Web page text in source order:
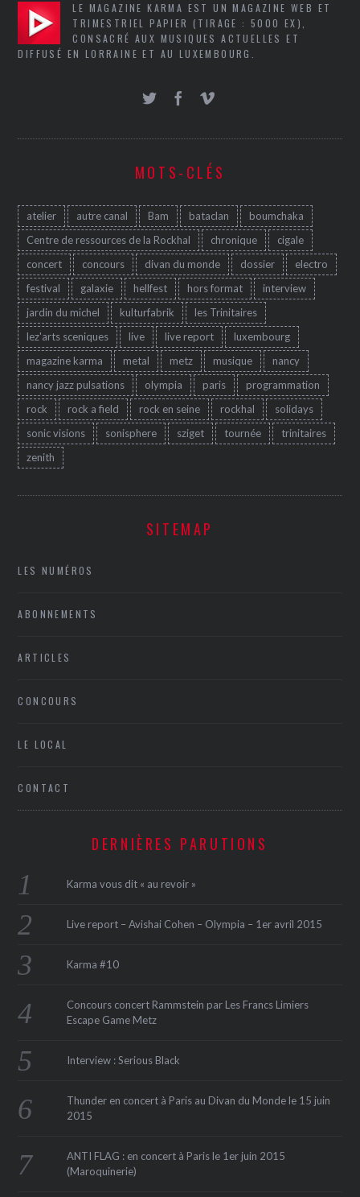
LE MAGAZINE KARMA EST UN MAGAZINE WEB ET
TRIMESTRIEL PAPIER (TIRAGE : 5000 EX),
CONSACRÉ AUX MUSIQUES ACTUELLES ET
DIFFUSÉ EN LORRAINE ET AU LUXEMBOURG.
MOTS-CLÉS
atelier autre canal Bam bataclan
boumchaka
Centre de ressources de la Rockhal
chronique
cigale
concert
concours divan du monde dossier
electro
festival
galaxie hellfest hors format
interview
jardin du michel
kulturfabrik
les Trinitaires
lez'arts sceniques
live live report
luxembourg
magazine karma
metal metz musique
nancy
nancy jazz pulsations
olympia paris
programmation
rock
rock a field rock en seine rockhal
solidays
sonic visions
sonisphere sziget tournée
trinitaires
zenith
SITEMAP
LES NUMÉROS
ABONNEMENTS
ARTICLES
CONCOURS
LE LOCAL
CONTACT
DERNIÈRES PARUTIONS
Karma vous dit « au revoir »
Live report – Avishai Cohen – Olympia – 1er avril 2015
Karma #10
Concours concert Rammstein par Les Francs Limiers
Escape Game Metz
Interview : Serious Black
Thunder en concert à Paris au Divan du Monde le 15 juin
2015
ANTI FLAG : en concert à Paris le 1er juin 2015
(Maroquinerie‏)